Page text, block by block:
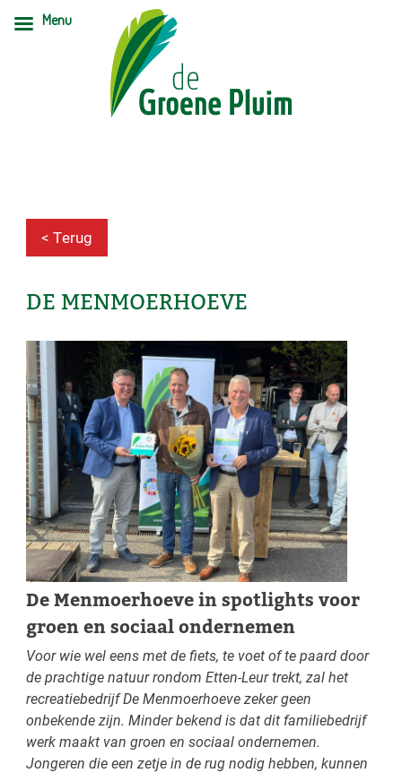
< Terug
DE MENMOERHOEVE
De Menmoerhoeve in spotlights voor
groen en sociaal ondernemen
Voor wie wel eens met de fiets, te voet of te paard door
de prachtige natuur rondom Etten-Leur trekt, zal het
recreatiebedrijf De Menmoerhoeve zeker geen
onbekende zijn. Minder bekend is dat dit familiebedrijf
werk maakt van groen en sociaal ondernemen.
Jongeren die een zetje in de rug nodig hebben, kunnen
Menu